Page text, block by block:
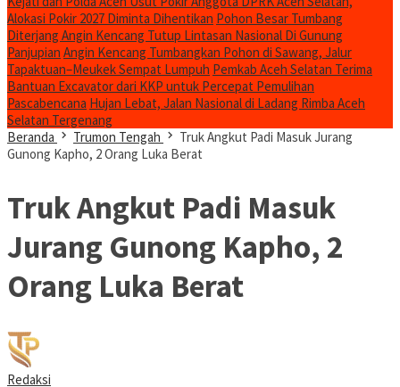
Alokasi Pokir 2027 Diminta Dihentikan Pohon Besar Tumbang
Diterjang Angin Kencang Tutup Lintasan Nasional Di Gunung
Panjupian Angin Kencang Tumbangkan Pohon di Sawang, Jalur
Tapaktuan–Meukek Sempat Lumpuh Pemkab Aceh Selatan Terima
Bantuan Excavator dari KKP untuk Percepat Pemulihan
Pascabencana Hujan Lebat, Jalan Nasional di Ladang Rimba Aceh
Selatan Tergenang
Beranda
Trumon Tengah
Truk Angkut Padi Masuk Jurang
Gunong Kapho, 2 Orang Luka Berat
Truk Angkut Padi Masuk
Jurang Gunong Kapho, 2
Orang Luka Berat
Redaksi